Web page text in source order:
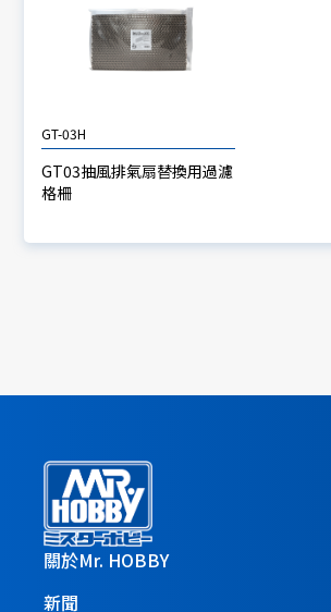
GT-03H
GT03抽風排氣扇替換用過濾
格柵
關於Mr. HOBBY
新聞